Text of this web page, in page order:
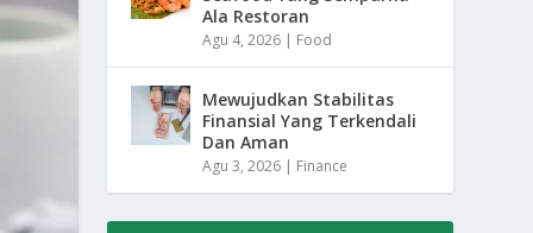
Ala Restoran
Agu 4, 2026 | Food
Mewujudkan Stabilitas
Finansial Yang Terkendali
Dan Aman
Agu 3, 2026 | Finance